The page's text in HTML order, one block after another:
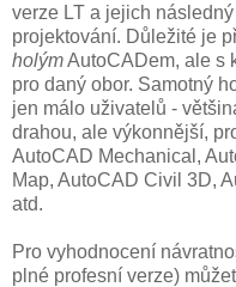
verze LT a jejich
projektování. Důležité je
holýmAutoCADem, ale s
pro daný obor. Samotný
jen málo uživatelů -
drahou, ale výkonnější,
AutoCAD Mechanical,
Map, AutoCAD Civil 3D,
atd.
Pro vyhodnocení
plné profesní verze)